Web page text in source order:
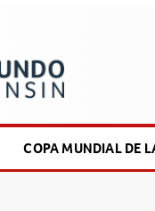
COPA MUNDIAL DE